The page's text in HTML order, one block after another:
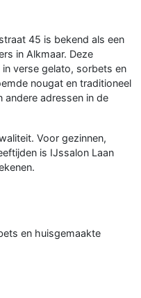
45 is bekend als een
in Alkmaar. Deze
verse gelato, sorbets en
nougat en traditioneel
adressen in de
Voor gezinnen,
is IJssalon Laan
en huisgemaakte